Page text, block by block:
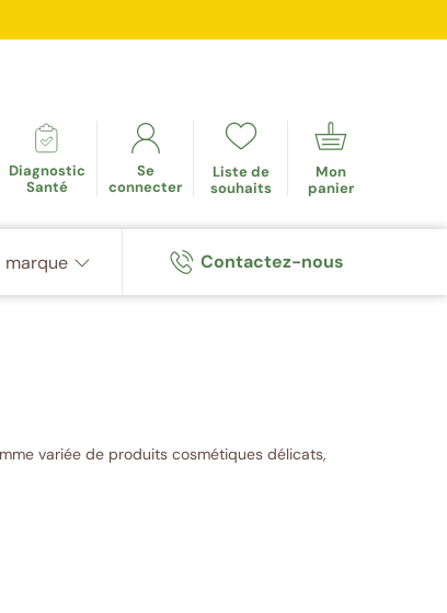
Diagnostic
Santé
Se
connecter
Liste de
souhaits
Mon
panier
marque Contactez-nous
variée de produits cosmétiques délicats,